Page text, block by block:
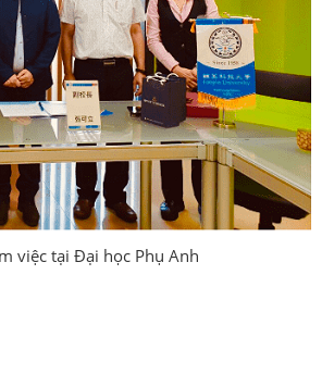
việc tại Đại học Phụ Anh